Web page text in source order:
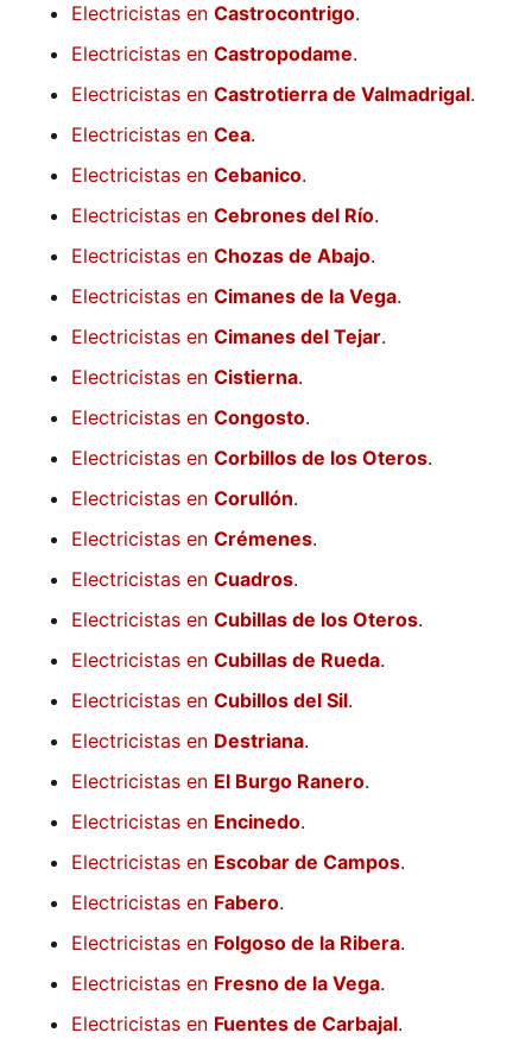
Electricistas en Castrocontrigo.
Electricistas en Castropodame.
Electricistas en Castrotierra de Valmadrigal.
Electricistas en Cea.
Electricistas en Cebanico.
Electricistas en Cebrones del Río.
Electricistas en Chozas de Abajo.
Electricistas en Cimanes de la Vega.
Electricistas en Cimanes del Tejar.
Electricistas en Cistierna.
Electricistas en Congosto.
Electricistas en Corbillos de los Oteros.
Electricistas en Corullón.
Electricistas en Crémenes.
Electricistas en Cuadros.
Electricistas en Cubillas de los Oteros.
Electricistas en Cubillas de Rueda.
Electricistas en Cubillos del Sil.
Electricistas en Destriana.
Electricistas en El Burgo Ranero.
Electricistas en Encinedo.
Electricistas en Escobar de Campos.
Electricistas en Fabero.
Electricistas en Folgoso de la Ribera.
Electricistas en Fresno de la Vega.
Electricistas en Fuentes de Carbajal.